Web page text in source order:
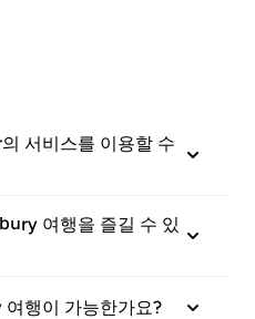
서비스를 이용할 수
여행을 즐길 수 있
행이 가능한가요?